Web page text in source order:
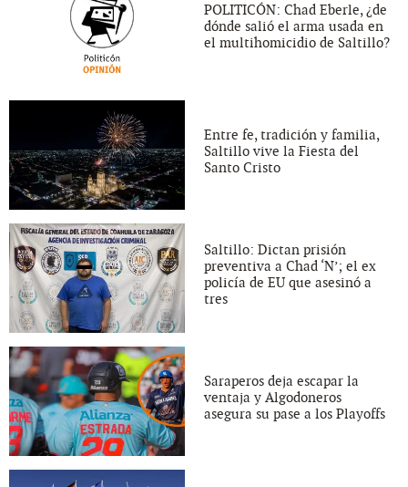
POLITICÓN: Chad Eberle, ¿de
dónde salió el arma usada en
el multihomicidio de Saltillo?
Entre fe, tradición y familia,
Saltillo vive la Fiesta del
Santo Cristo
Saltillo: Dictan prisión
preventiva a Chad ‘N’; el ex
policía de EU que asesinó a
tres
Saraperos deja escapar la
ventaja y Algodoneros
asegura su pase a los Playoffs